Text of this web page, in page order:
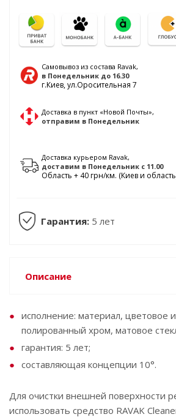
Самовывоз из состава Ravak,
в Понедельник до 16.30
г.Киев, ул.Оросительная 7
Доставка в пункт «Новой Почты»,
отправим в Понедельник
Доставка курьером Ravak,
доставим в Понедельник с 11.00
Область + 40 грн/км. (Киев и
Гарантия: 5 лет
Описание
исполнение: материал, цветовое
полированный хром, матовое
гарантия: 5 лет;
составляющая концепции 10°.
Для очистки внешней поверхности
использовать средство RAVAK